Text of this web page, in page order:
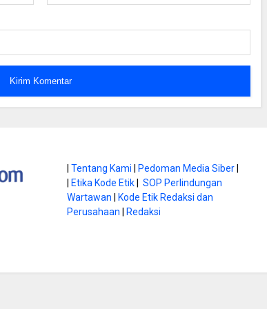
|Tentang Kami |Pedoman Media Siber|
|Etika Kode Etik|SOP Perlindungan
Wartawan |Kode Etik Redaksi dan
Perusahaan |Redaksi
di Gunung
Ini
Literasi Jadi Bekal Utama
Siswa di Era Digital